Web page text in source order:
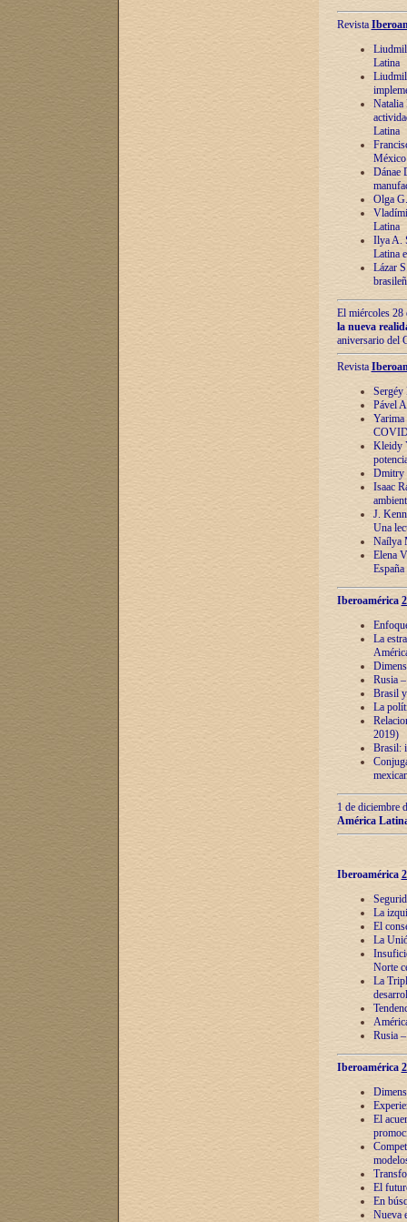
Revista
Latina
Natalia
Latina
México
Dánae
Olga
Latina
Ilya A.
Latina
Lázar
El miércoles 28
la nueva
aniversario del
Revista
Sergéy
Pável
Yarima
Kleidy
Dmitry
Isaac
J.
Una
Naílya
Elena
España
Iberoamérica
La
Rusia
Brasil
La
2019)
Brasil:
1 de diciembre
América
Iberoamérica
La
El
La
Norte
La
Rusia
Iberoamérica
El
El
En
Nueva